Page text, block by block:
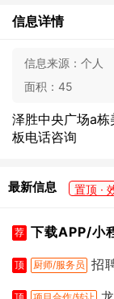
信息详情
信息来源： 个人
面积： 45
泽胜中央广场a
板电话咨询
最新信息 置顶 ·
荐 下载APP/小
顶 厨师/服务员 招
顶 项目合作/转让